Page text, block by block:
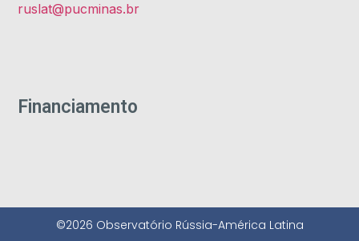
Financiamento
ruslat@pucminas.br
©2026 Observatório Rússia-América Latina